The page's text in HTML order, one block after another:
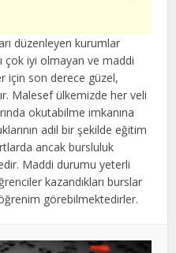
düzenleyen kurumlar
çok iyi olmayan ve maddi
için son derece güzel,
Malesef ülkemizde her veli
okutabilme imkanına
adil bir şekilde eğitim
ancak bursluluk
Maddi durumu yeterli
kazandıkları burslar
görebilmektedirler.